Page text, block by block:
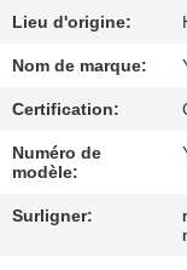
DE
QUALITÉ
NOUS
Lieu d'origine:
Nom de marque:
Certification:
Numéro de
modèle:
Surligner: